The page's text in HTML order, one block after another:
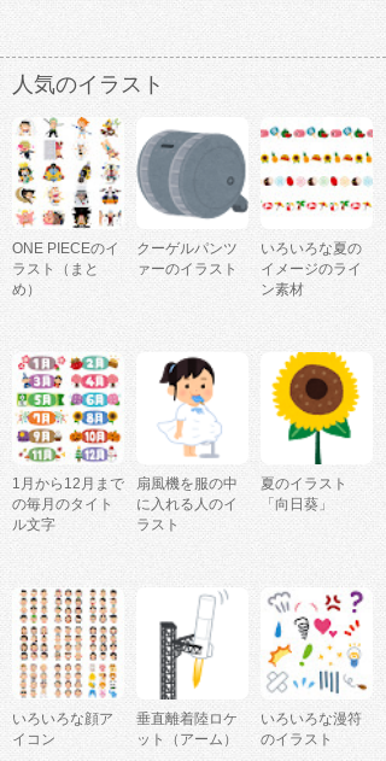
人気のイラスト
ONE PIECEのイ
ラスト（まと
め）
クーゲルパンツ
ァーのイラスト
いろいろな夏の
イメージのライ
ン素材
1月から12月まで
の毎月のタイト
ル文字
扇風機を服の中
に入れる人のイ
ラスト
夏のイラスト
「向日葵」
いろいろな顔ア
イコン
垂直離着陸ロケ
ット（アーム）
いろいろな漫符
のイラスト